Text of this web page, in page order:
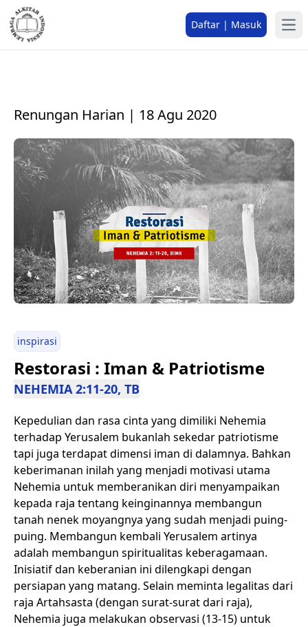
Daftar | Masuk
Renungan Harian | 18 Agu 2020
inspirasi
Restorasi : Iman & Patriotisme
NEHEMIA 2:11-20, TB
Kepedulian dan rasa cinta yang dimiliki Nehemia
terhadap Yerusalem bukanlah sekedar patriotisme
tapi juga terdapat dimensi iman di dalamnya. Bahkan
keberimanan inilah yang menjadi motivasi utama
Nehemia untuk memberanikan diri menyampaikan
kepada raja tentang keinginannya membangun
tanah nenek moyangnya yang sudah menjadi puing-
puing. Membangun kembali Yerusalem artinya
adalah membangun spiritualitas keberagamaan.
Inisiatif dan keberanian ini dilengkapi dengan
persiapan yang matang. Selain meminta legalitas dari
raja Artahsasta (dengan surat-surat dari raja),
Nehemia juga melakukan observasi (13-15) untuk